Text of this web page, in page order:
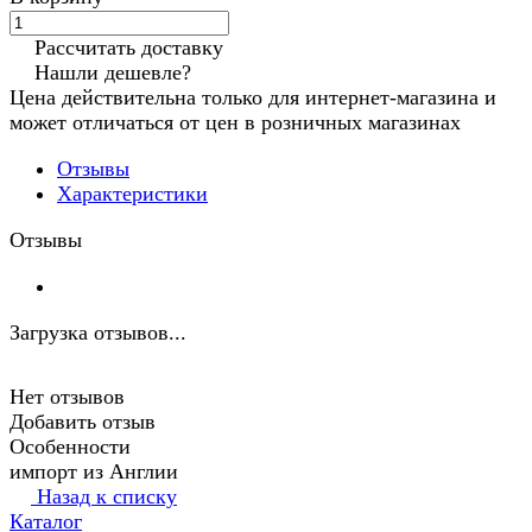
Рассчитать доставку
Нашли дешевле?
Цена действительна только для интернет-магазина и
может отличаться от цен в розничных магазинах
Отзывы
Характеристики
Отзывы
Загрузка отзывов...
Нет отзывов
Добавить отзыв
Особенности
импорт из Англии
Назад к списку
Каталог